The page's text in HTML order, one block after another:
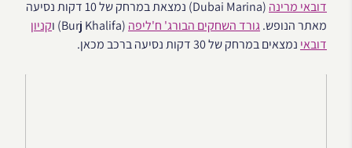
דובאי מרינה
(Dubai Marina) נמצאת במרחק של 10 דקות נסיעה
מאתר הנופש.גורד השחקים הבורג' ח'ליפה (Burj Khalifa) ו
קניון
דובאי נמצאים במרחק של 30 דקות נסיעה ברכב מכאן.